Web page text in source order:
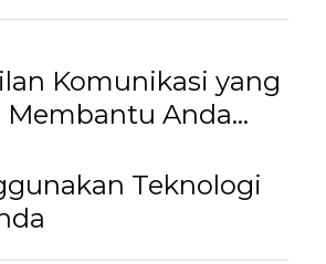
Komunikasi yang
Membantu Anda...
Teknologi